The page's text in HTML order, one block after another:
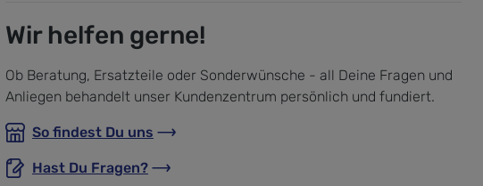
Wir helfen gerne!
Ob Beratung, Ersatzteile oder Sonderwünsche - all Deine Fragen und
Anliegen behandelt unser Kundenzentrum persönlich und fundiert.
So findest Du uns
Hast Du Fragen?